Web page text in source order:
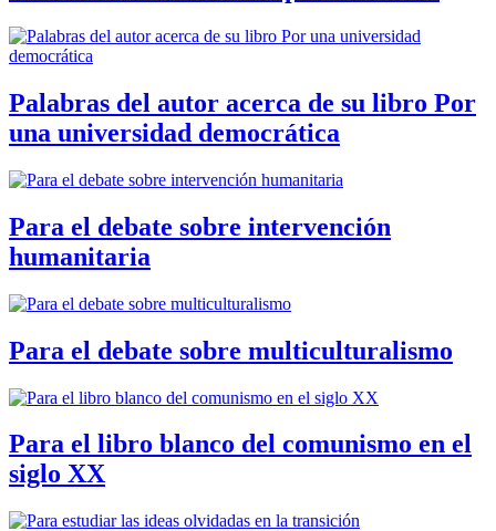
Palabras del autor acerca de su libro Por
una universidad democrática
Para el debate sobre intervención
humanitaria
Para el debate sobre multiculturalismo
Para el libro blanco del comunismo en el
siglo XX